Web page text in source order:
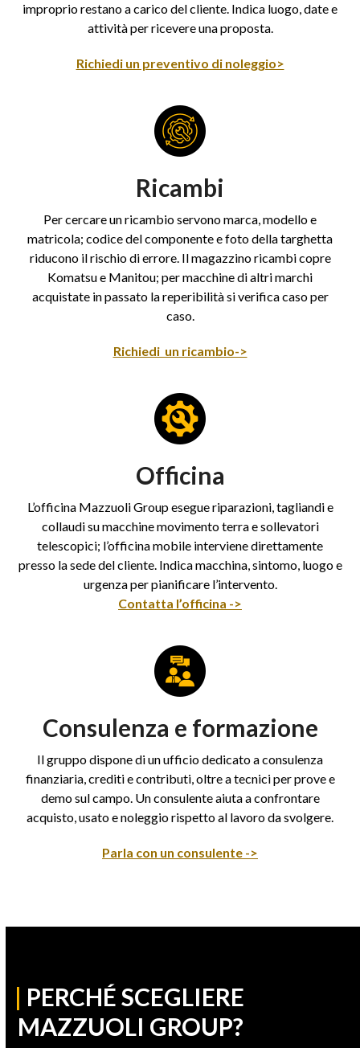
improprio restano a carico del cliente. Indica luogo, date e
attività per ricevere una proposta.
Richiedi un preventivo di noleggio>
Ricambi
Per cercare un ricambio servono marca, modello e
matricola; codice del componente e foto della targhetta
riducono il rischio di errore. Il magazzino ricambi copre
Komatsu e Manitou; per macchine di altri marchi
acquistate in passato la reperibilità si verifica caso per
caso.
Richiedi un ricambio->
Officina
L’officina Mazzuoli Group esegue riparazioni, tagliandi e
collaudi su macchine movimento terra e sollevatori
telescopici; l’officina mobile interviene direttamente
presso la sede del cliente. Indica macchina, sintomo, luogo e
urgenza per pianificare l’intervento.
Contatta l’officina ->
Consulenza e formazione
Il gruppo dispone di un ufficio dedicato a consulenza
finanziaria, crediti e contributi, oltre a tecnici per prove e
demo sul campo. Un consulente aiuta a confrontare
acquisto, usato e noleggio rispetto al lavoro da svolgere.
Parla con un consulente ->
| PERCHÉ SCEGLIERE
MAZZUOLI GROUP?